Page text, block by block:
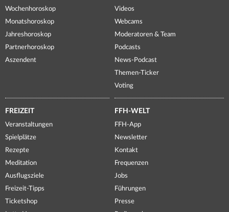
Wochenhoroskop
Monatshoroskop
Jahreshoroskop
Partnerhoroskop
Aszendent
Videos
Webcams
Moderatoren & Team
Podcasts
News-Podcast
Themen-Ticker
Voting
FREIZEIT
Veranstaltungen
Spielplätze
Rezepte
Meditation
Ausflugsziele
Freizeit-Tipps
Ticketshop
FFH-WELT
FFH-App
Newsletter
Kontakt
Frequenzen
Jobs
Führungen
Presse